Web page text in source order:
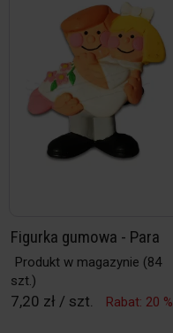
Figurka gumowa - Para
Produkt w magazynie (84
szt.)
7,20 zł / szt. Rabat: 20 %